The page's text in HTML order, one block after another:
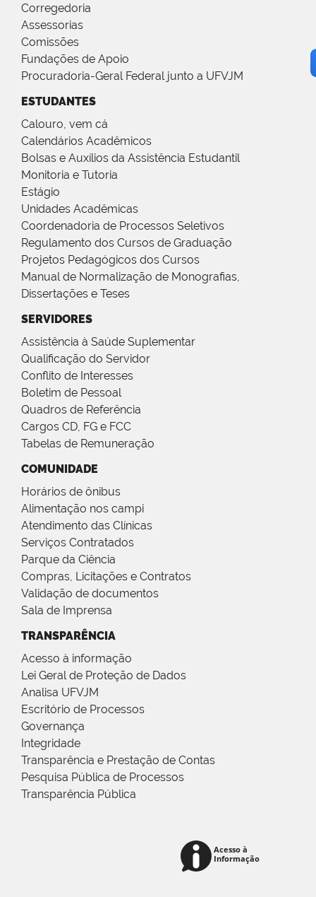
Corregedoria
Assessorias
Comissões
Fundações de Apoio
Procuradoria-Geral Federal junto a UFVJM
ESTUDANTES
Calouro, vem cá
Calendários Acadêmicos
Bolsas e Auxílios da Assistência Estudantil
Monitoria e Tutoria
Estágio
Unidades Acadêmicas
Coordenadoria de Processos Seletivos
Regulamento dos Cursos de Graduação
Projetos Pedagógicos dos Cursos
Manual de Normalização de Monografias,
Dissertações e Teses
SERVIDORES
Assistência à Saúde Suplementar
Qualificação do Servidor
Conflito de Interesses
Boletim de Pessoal
Quadros de Referência
Cargos CD, FG e FCC
Tabelas de Remuneração
COMUNIDADE
Horários de ônibus
Alimentação nos campi
Atendimento das Clínicas
Serviços Contratados
Parque da Ciência
Compras, Licitações e Contratos
Validação de documentos
Sala de Imprensa
TRANSPARÊNCIA
Acesso à informação
Lei Geral de Proteção de Dados
Analisa UFVJM
Escritório de Processos
Governança
Integridade
Transparência e Prestação de Contas
Pesquisa Pública de Processos
Transparência Pública